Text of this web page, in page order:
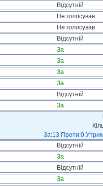
Відсутній
Не голосував
Не голосував
Відсутній
За
За
За
За
Відсутній
За
За:13 Проти:0
Відсутній
За
Відсутній
За